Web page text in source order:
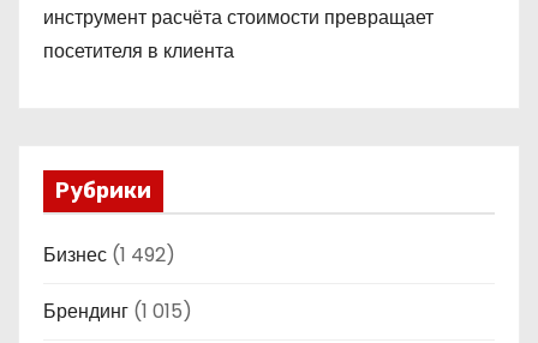
инструмент расчёта стоимости превращает
посетителя в клиента
Рубрики
Бизнес (1 492)
Брендинг (1 015)